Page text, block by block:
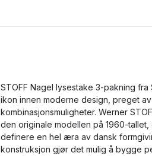
STOFF Nagel lysestake 3-pakning
ikon innen moderne design, preget
kombinasjonsmuligheter. Werner
den originale modellen på 1960-tallet,
definere en hel æra av dansk
konstruksjon gjør det mulig å bygge